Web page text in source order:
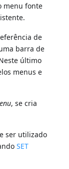
menu fonte
de
barra de
último
menus e
, se cria
ser utilizado
SET